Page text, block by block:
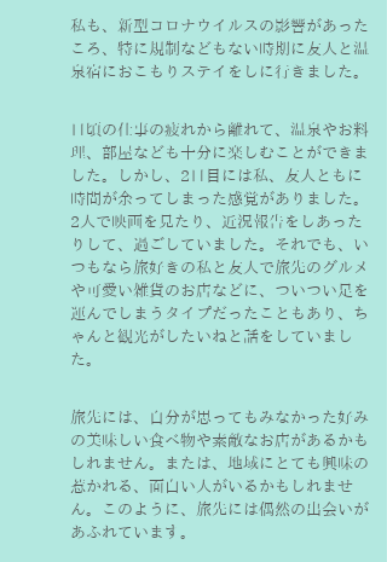
私も、新型コロナウイルスの影響があった
ころ、特に規制などもない時期に友人と温
泉宿におこもりステイをしに行きました。
日頃の仕事の疲れから離れて、温泉やお料
理、部屋なども十分に楽しむことができま
した。しかし、2日目には私、友人ともに
時間が余ってしまった感覚がありました。
2人で映画を見たり、近況報告をしあった
りして、過ごしていました。それでも、い
つもなら旅好きの私と友人で旅先のグルメ
や可愛い雑貨のお店などに、ついつい足を
運んでしまうタイプだったこともあり、ち
ゃんと観光がしたいねと話をしていまし
た。
旅先には、自分が思ってもみなかった好み
の美味しい食べ物や素敵なお店があるかも
しれません。または、地域にとても興味の
惹かれる、面白い人がいるかもしれませ
ん。このように、旅先には偶然の出会いが
あふれています。